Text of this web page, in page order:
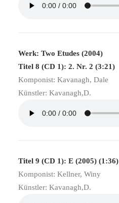
Werk: Two Etudes (2004)
Titel 8 (CD 1): 2. Nr. 2 (3:21)
Komponist: Kavanagh, Dale
Künstler: Kavanagh,D.
Titel 9 (CD 1): E (2005) (1:36)
Komponist: Kellner, Winy
Künstler: Kavanagh,D.